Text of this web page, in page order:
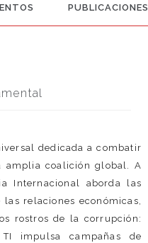
PUBLICACIONES
dedicada a combatir
amplia coalición global. A
Internacional aborda las
relaciones económicas,
rostros de la corrupción:
impulsa campañas de